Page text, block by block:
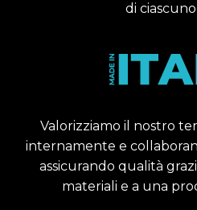
di
Valorizziamo il nostro
internamente e
assicurando qualità
materiali e a una